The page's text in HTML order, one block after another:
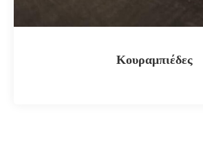
Κουραμπιέδες